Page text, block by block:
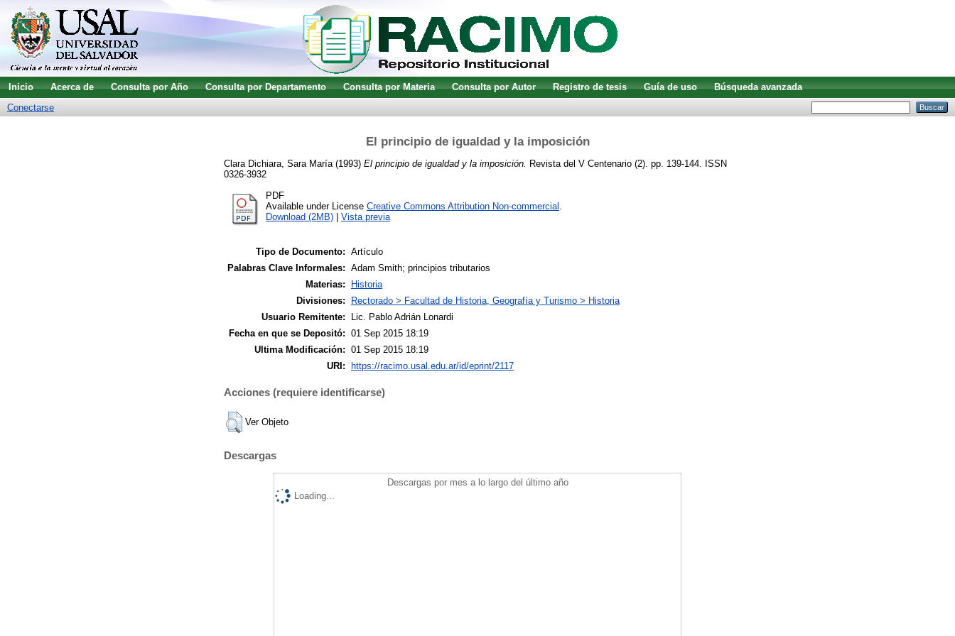
Inicio Acerca de Consulta por Año Consulta por Departamento Consulta por Materia Consulta por Autor Registro de tesis Guía de uso
Búsqueda avanzada
Conectarse
El principio de igualdad y la imposición
Clara Dichiara, Sara María (1993) El principio de igualdad y la imposición. Revista del V Centenario (2). pp. 139-144. ISSN
0326-3932
PDF
Available under License Creative Commons Attribution Non-commercial .
Download (2MB)
Vista previa
Tipo de Documento: Artículo
Palabras Clave Informales: Adam Smith; principios tributarios
Materias:
Historia
Divisiones:
Rectorado > Facultad de Historia, Geografía y Turismo > Historia
Usuario Remitente:
Lic. Pablo Adrián Lonardi
Fecha en que se Depositó: 01 Sep 2015 18:19
Ultima Modificación: 01 Sep 2015 18:19
URI:
https://racimo.usal.edu.ar/id/eprint/2117
Acciones (requiere identificarse)
Ver Objeto
Descargas
Descargas por mes a lo largo del último año
Loading...